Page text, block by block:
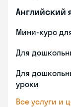
Английский
Мини-курс
Для
Для
уроки
Все услуги и